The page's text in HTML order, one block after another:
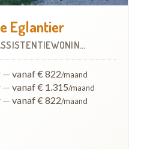
Eglantier
— vanaf € 822/maand
— vanaf € 1.315/maand
— vanaf € 822/maand